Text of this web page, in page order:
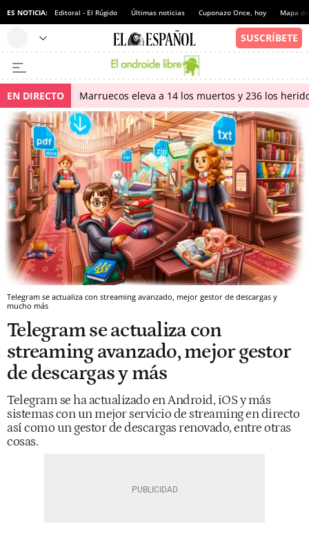
ES NOTICIA: Editoral - El Rúgido Últimas noticias Cuponazo Once, hoy Mapa
EN DIRECTO Marruecos eleva a 14 los muertos y 236 los
Telegram se actualiza con streaming avanzado, mejor gestor de descargas y
mucho más
Telegram se actualiza con
streaming avanzado, mejor gestor
de descargas y más
Telegram se ha actualizado en Android, iOS y más
sistemas con un mejor servicio de streaming en directo
así como un gestor de descargas renovado, entre otras
cosas.